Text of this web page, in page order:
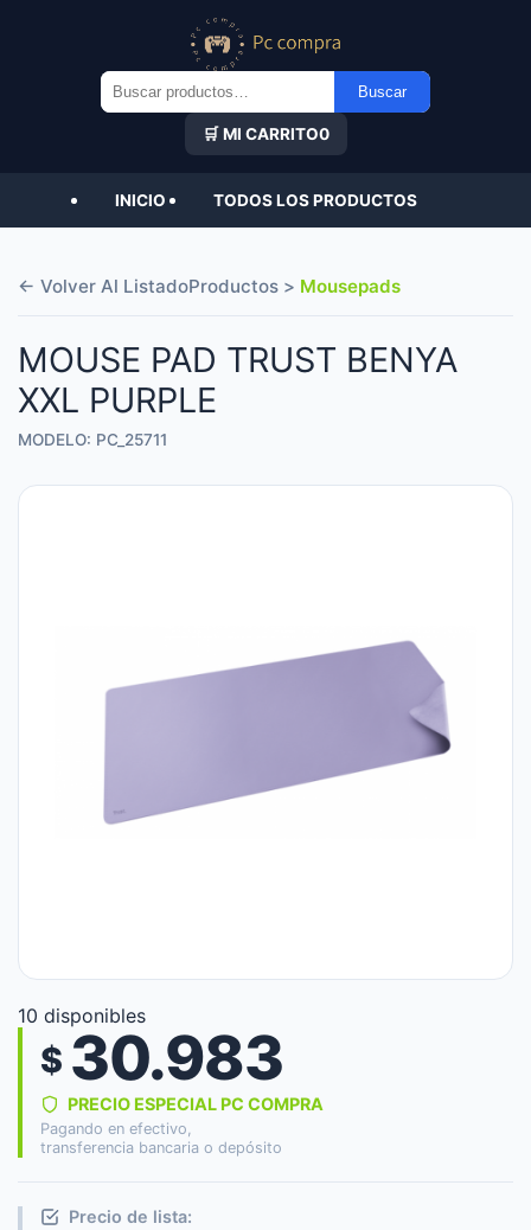
Buscar
por:
Buscar
🛒 MI CARRITO0
INICIO TODOS LOS PRODUCTOS
← Volver Al ListadoProductos > Mousepads
MOUSE PAD TRUST BENYA
XXL PURPLE
MODELO: PC_25711
10 disponibles
$ 30.983
PRECIO ESPECIAL PC COMPRA
Pagando en efectivo,
transferencia bancaria o depósito
Precio de lista: